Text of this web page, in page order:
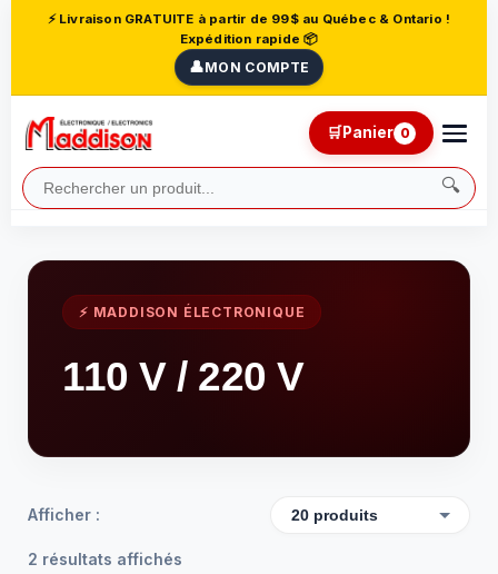
⚡ Livraison GRATUITE à partir de 99$ au Québec & Ontario !
Expédition rapide 📦
👤MON COMPTE
🔍
🛒Panier 0
⚡ MADDISON ÉLECTRONIQUE
110 V / 220 V
Afficher :
2 résultats affichés